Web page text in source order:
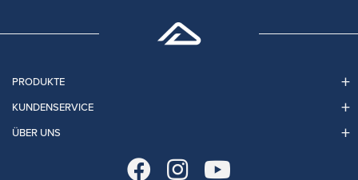
PRODUKTE
KUNDENSERVICE
ÜBER UNS